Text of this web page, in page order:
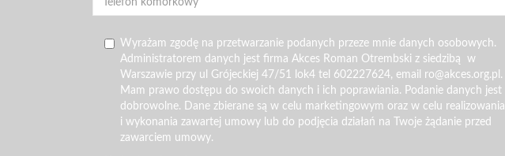
Wyrażam zgodę na przetwarzanie podanych przeze mnie danych osobowych.
Administratorem danych jest firma Akces Roman Otrembski z siedzibą w
Warszawie przy ul Grójeckiej 47/51 lok4 tel 602227624, email ro@akces.org.pl.
Mam prawo dostępu do swoich danych i ich poprawiania. Podanie danych jest
dobrowolne. Dane zbierane są w celu marketingowym oraz w celu realizowania
i wykonania zawartej umowy lub do podjęcia działań na Twoje żądanie przed
zawarciem umowy.